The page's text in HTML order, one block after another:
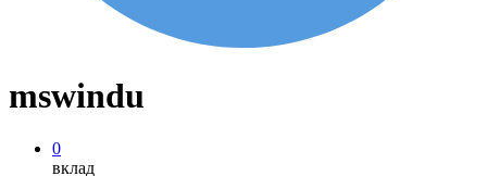
mswindu
0
вклад